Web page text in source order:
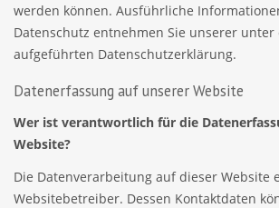
werden können. Ausführliche
Datenschutz entnehmen Sie unserer unter
aufgeführten Datenschutzerklärung.
Datenerfassung auf unserer Website
Wer ist verantwortlich für die
Website?
Die Datenverarbeitung auf dieser Website
Websitebetreiber. Dessen Kontaktdaten